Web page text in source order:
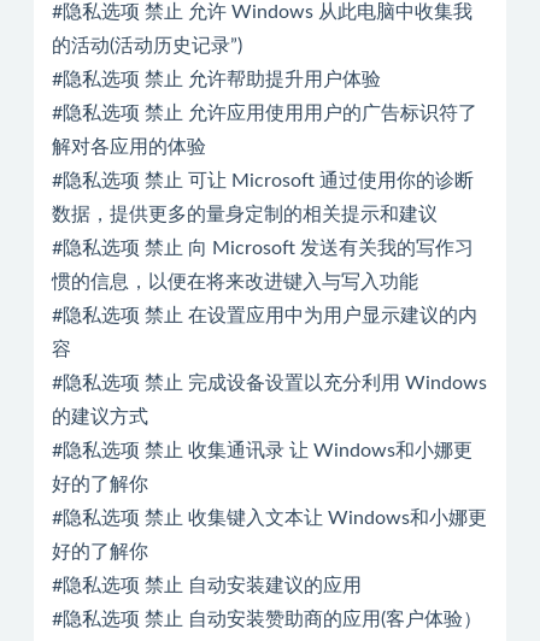
#隐私选项 禁止 允许 Windows 从此电脑中收集我
的活动(活动历史记录”)
#隐私选项 禁止 允许帮助提升用户体验
#隐私选项 禁止 允许应用使用用户的广告标识符了
解对各应用的体验
#隐私选项 禁止 可让 Microsoft 通过使用你的诊断
数据，提供更多的量身定制的相关提示和建议
#隐私选项 禁止 向 Microsoft 发送有关我的写作习
惯的信息，以便在将来改进键入与写入功能
#隐私选项 禁止 在设置应用中为用户显示建议的内
容
#隐私选项 禁止 完成设备设置以充分利用 Windows
的建议方式
#隐私选项 禁止 收集通讯录 让 Windows和小娜更
好的了解你
#隐私选项 禁止 收集键入文本让 Windows和小娜更
好的了解你
#隐私选项 禁止 自动安装建议的应用
#隐私选项 禁止 自动安装赞助商的应用(客户体验）